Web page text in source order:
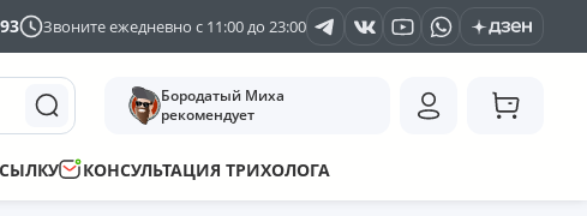
Звоните ежедневно с 11:00 до 23:00
Бородатый Миха
рекомендует
КОНСУЛЬТАЦИЯ ТРИХОЛОГА